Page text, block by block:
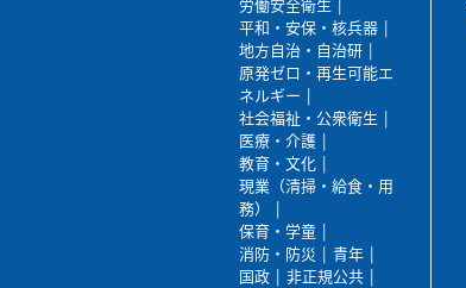
平和・安保・核兵器
地方自治・自治研
原発ゼロ・再生可能エ
ネルギー
社会福祉・公衆衛生
医療・介護
教育・文化
現業（清掃・給食・用
務）
保育・学童
消防・防災
青年
国政
非正規公共